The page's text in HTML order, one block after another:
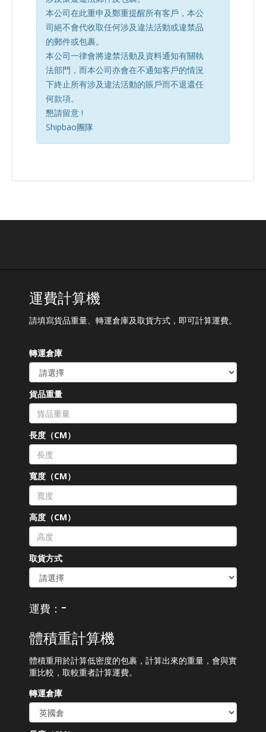
本公司在此重申及鄭重提醒所有客戶，本公
司絕不會代收取任何涉及違法活動或違禁品
的郵件或包裹。
本公司一律會將違禁活動及資料通知有關執
法部門，而本公司亦會在不通知客戶的情況
下終止所有涉及違法活動的賬戶而不退還任
何款項。
懇請留意 !
Shipbao團隊
運費計算機
請填寫貨品重量、轉運倉庫及取貨方式，即可計算運費。
轉運倉庫
貨品重量
長度（CM）
寬度（CM）
高度（CM）
取貨方式
運費： -
體積重計算機
體積重用於計算低密度的包裹，計算出來的重量，會與實
重比較，取較重者計算運費。
轉運倉庫